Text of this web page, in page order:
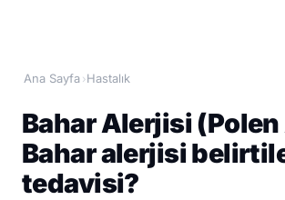
Ana Sayfa ›Hastalık
Bahar Alerjisi
Bahar alerjisi
tedavisi?